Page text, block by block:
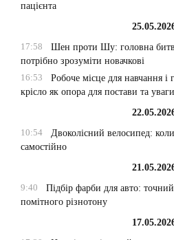
пацієнта
17:58
Шен проти Шу: головна
потрібно зрозуміти новачкові
16:53
Робоче місце для навчання
крісло як опора для постави та уваги
10:54
Двоколісний велосипед:
самостійно
9:40
Підбір фарби для авто:
помітного різнотону